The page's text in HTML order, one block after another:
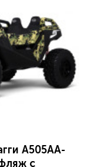
A505AA-
с